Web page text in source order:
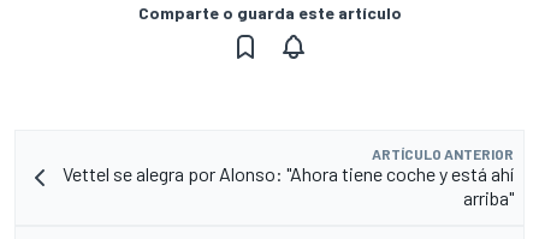
Comparte o guarda este artículo
ARTÍCULO ANTERIOR
Vettel se alegra por Alonso: "Ahora tiene coche y está ahí
arriba"